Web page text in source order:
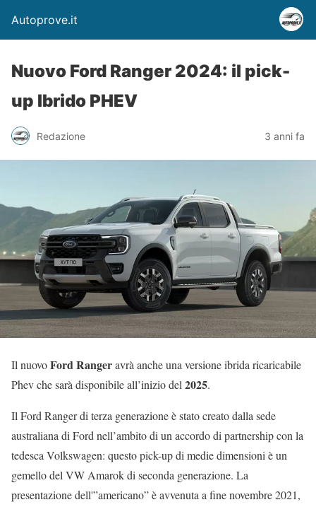
Autoprove.it
Nuovo Ford Ranger 2024: il pick-
up Ibrido PHEV
Redazione 3 anni fa
Il nuovoFord Rangeravrà anche una versione ibrida ricaricabile
Phev che sarà disponibile all’inizio del2025.
Il Ford Ranger di terza generazione è stato creato dalla sede
australiana di Ford nell’ambito di un accordo di partnership con la
tedesca Volkswagen: questo pick-up di medie dimensioni è un
gemello del VW Amarok di seconda generazione. La
presentazione dell'”americano” è avvenuta a fine novembre 2021,